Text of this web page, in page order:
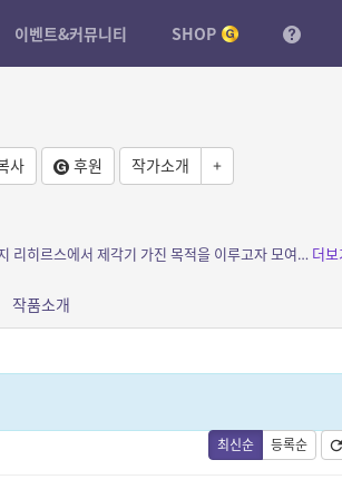
이벤트&커뮤니티 SHOP
사 후원 작가소개 +
소개: 청록용 돈키호테와 약속을 지키지 않아 사라진 스타터펠 가문의 영지 리히르스에서 제각기 가진 목적을 이루고자 모여든 자들. 평온한 숲속에서 지내다가 운명에 이끌려 리히르스까지 당도한... 더
작품소개
최신순 등록순